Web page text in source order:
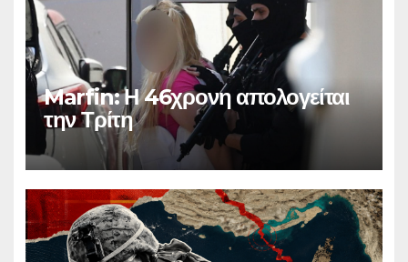
Marfin: Η 46χρονη απολογείται
την Τρίτη